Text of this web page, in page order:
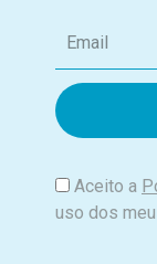
m
i
Aceito a
uso dos